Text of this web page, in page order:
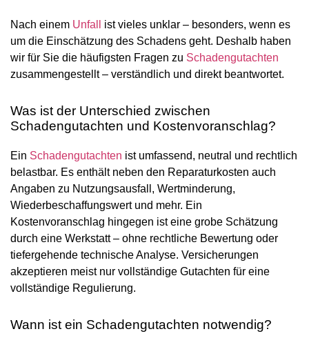
Nach einem Unfall
ist vieles unklar – besonders, wenn es
um die Einschätzung des Schadens geht. Deshalb haben
wir für Sie die häufigsten Fragen zu Schadengutachten
zusammengestellt – verständlich und direkt beantwortet.
Was ist der Unterschied zwischen
Schadengutachten und Kostenvoranschlag?
Ein Schadengutachten ist umfassend, neutral und rechtlich
belastbar. Es enthält neben den Reparaturkosten auch
Angaben zu Nutzungsausfall, Wertminderung,
Wiederbeschaffungswert und mehr. Ein
Kostenvoranschlag hingegen ist eine grobe Schätzung
durch eine Werkstatt – ohne rechtliche Bewertung oder
tiefergehende technische Analyse. Versicherungen
akzeptieren meist nur vollständige Gutachten für eine
vollständige Regulierung.
Wann ist ein Schadengutachten notwendig?